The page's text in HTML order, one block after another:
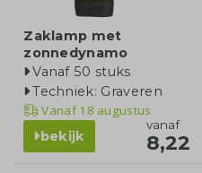
Zaklamp met
zonnedynamo
Vanaf 50 stuks
Techniek: Graveren
Vanaf18 augustus
bekijk
vanaf
8,22